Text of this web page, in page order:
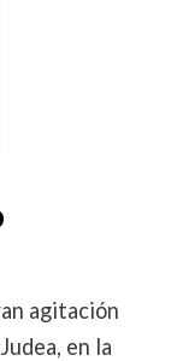
agitación
en la